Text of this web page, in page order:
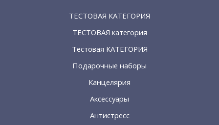
ТЕСТОВАЯ КАТЕГОРИЯ
ТЕСТОВАЯ категория
Тестовая КАТЕГОРИЯ
Подарочные наборы
Канцелярия
Аксессуары
Антистресс